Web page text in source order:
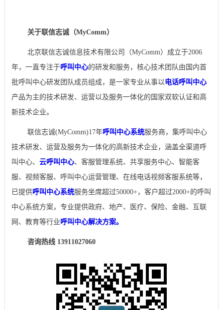
关于联信志诚（MyComm）
北京联信志诚信息技术有限公司（MyComm）成立于2006
年，一直专注于呼叫中心的研发和服务，核心技术团队由国内首
批呼叫中心研发团队成员组成，是一家专业从事以电话呼叫中心
产品为主的技术研发、运营以及服务一体化的国家双软认证和高
新技术企业。
联信志诚(MyComm)17年呼叫中心系统服务商，集呼叫中心
技术研发、运营及服务为一体化的高新技术企业，涵盖全渠道呼
叫中心、 云呼叫中心、客服管理系统、共享服务中心、智能客
服、视频客服、呼叫中心运营管理、在线电话视频客服系统等，
已提供呼叫中心系统服务坐席超过50000+，客户超过2000+的呼叫
中心系统方案，专业提供政府、地产、医疗、保险、金融、互联
网、教育等行业呼叫中心解决方案。
咨询热线 13911027060